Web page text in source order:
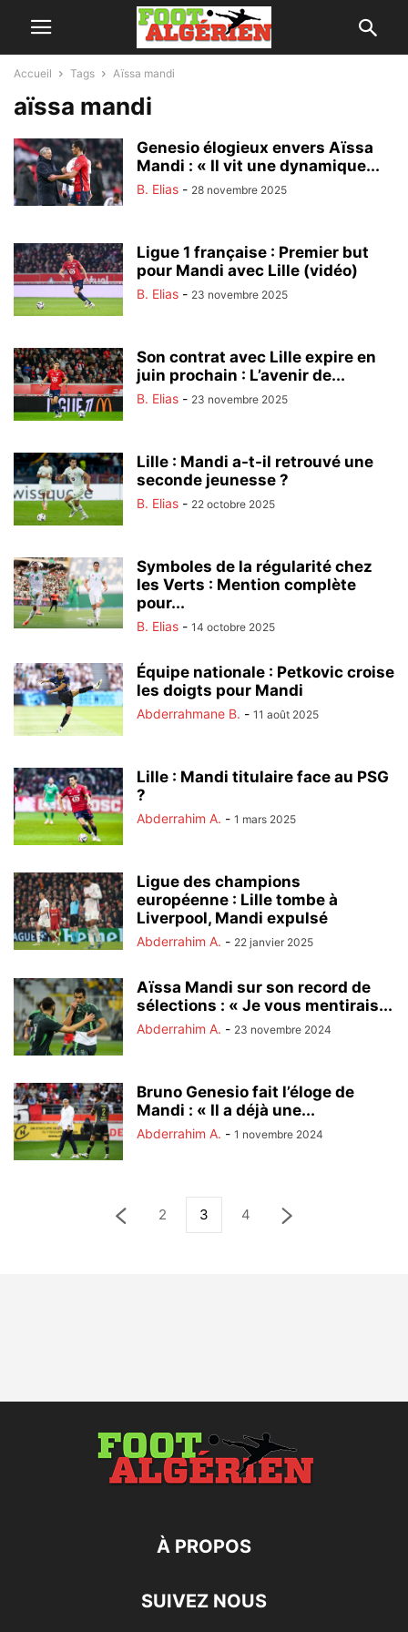
Accueil Tags Aïssa mandi
aïssa mandi
Genesio élogieux envers Aïssa
Mandi : « Il vit une dynamique...
B. Elias - 28 novembre 2025
Ligue 1 française : Premier but
pour Mandi avec Lille (vidéo)
B. Elias - 23 novembre 2025
Son contrat avec Lille expire en
juin prochain : L’avenir de...
B. Elias - 23 novembre 2025
Lille : Mandi a-t-il retrouvé une
seconde jeunesse ?
B. Elias - 22 octobre 2025
Symboles de la régularité chez
les Verts : Mention complète
pour...
B. Elias - 14 octobre 2025
Équipe nationale : Petkovic croise
les doigts pour Mandi
Abderrahmane B. - 11 août 2025
Lille : Mandi titulaire face au PSG
?
Abderrahim A. - 1 mars 2025
Ligue des champions
européenne : Lille tombe à
Liverpool, Mandi expulsé
Abderrahim A. - 22 janvier 2025
Aïssa Mandi sur son record de
sélections : « Je vous mentirais...
Abderrahim A. - 23 novembre 2024
Bruno Genesio fait l’éloge de
Mandi : « Il a déjà une...
Abderrahim A. - 1 novembre 2024
2 3 4
À PROPOS
SUIVEZ NOUS